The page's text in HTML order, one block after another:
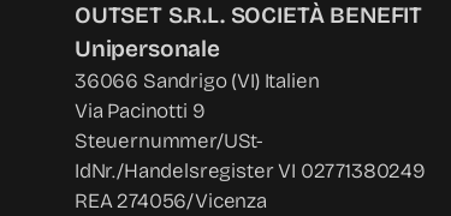
OUTSET S.R.L. SOCIETÀ BENEFIT
Unipersonale
36066 Sandrigo (VI) Italien
Via Pacinotti 9
Steuernummer/USt-
IdNr./Handelsregister VI 02771380249
REA 274056/Vicenza